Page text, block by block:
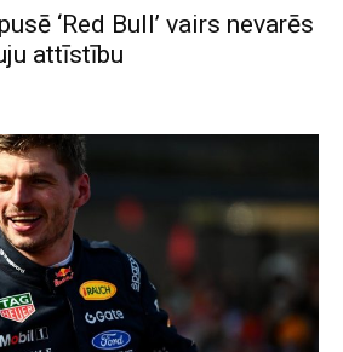
‘Red Bull’ vairs nevarēs
attīstību